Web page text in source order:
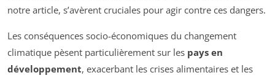
notre article, s’avèrent cruciales pour agir contre ces dangers.
Les conséquences socio-économiques du changement
climatique pèsent particulièrement sur les pays en
développement, exacerbant les crises alimentaires et les